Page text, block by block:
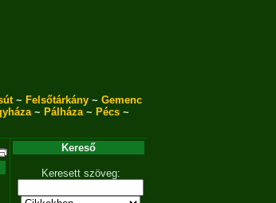
~ Felsőtárkány~ Gemenc
~ Pálháza~ Pécs~
Kereső
Keresett szöveg: